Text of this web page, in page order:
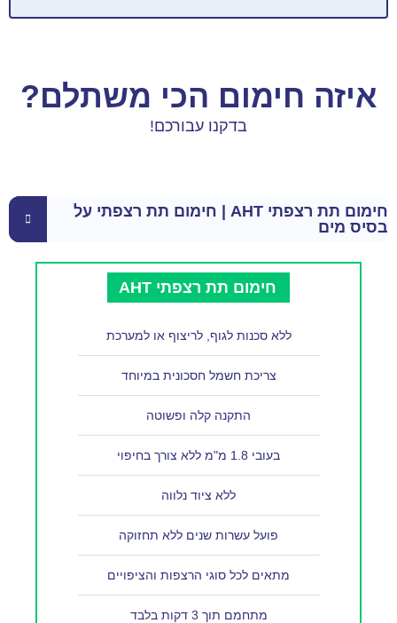
איזה חימום הכי משתלם?
בדקנו עבורכם!
חימום תת רצפתי AHT | חימום תת רצפתי על
בסיס מים
חימום תת רצפתי AHT
ללא סכנות לגוף, לריצוף או למערכת
צריכת חשמל חסכונית במיוחד
התקנה קלה ופשוטה
בעובי 1.8 מ"מ ללא צורך בחיפוי
ללא ציוד נלווה
פועל עשרות שנים ללא תחזוקה
מתאים לכל סוגי הרצפות והציפויים
מתחמם תוך 3 דקות בלבד